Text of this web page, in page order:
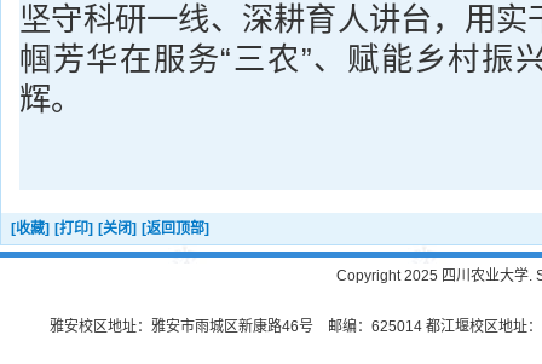
坚守科研一线、深耕育人讲台，用实
帼芳华在服务“三农”、赋能乡村振
辉。
[收藏] [打印] [关闭] [返回顶部]
Copyright 2025 四川农业大学.
雅安校区地址：雅安市雨城区新康路46号 邮编：625014 都江堰校区地址